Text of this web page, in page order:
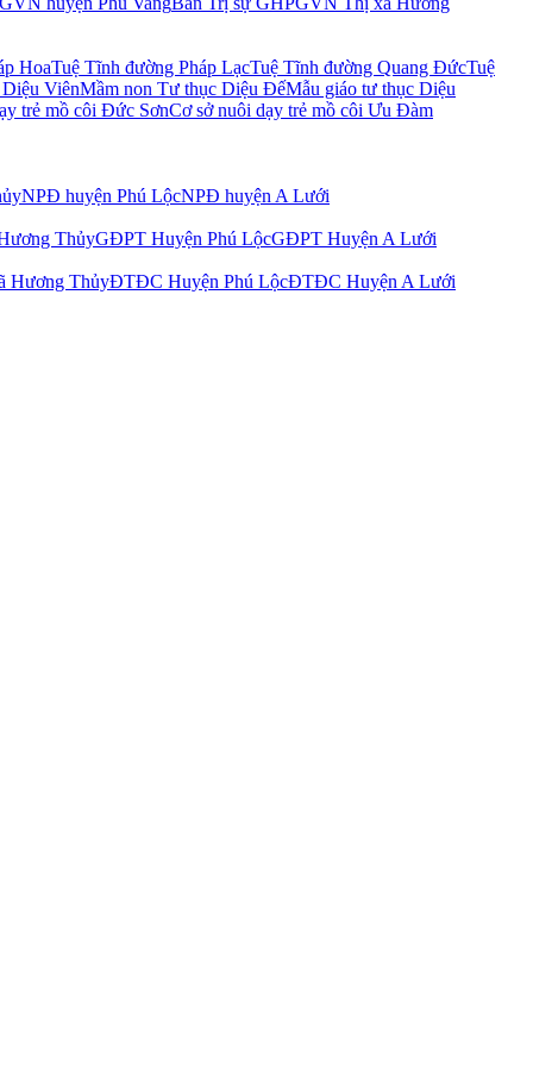
HoaTuệ Tĩnh đường Pháp LạcTuệ Tĩnh đường Quang ĐứcTuệ
ViênMầm non Tư thục Diệu ĐếMẫu giáo tư thục Diệu
trẻ mồ côi Đức SơnCơ sở nuôi dạy trẻ mồ côi Ưu Đàm
NPĐ huyện Phú LộcNPĐ huyện A Lưới
ThủyGĐPT Huyện Phú LộcGĐPT Huyện A Lưới
Hương ThủyĐTĐC Huyện Phú LộcĐTĐC Huyện A Lưới